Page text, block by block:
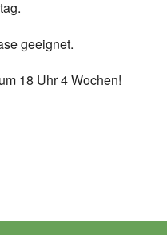
geeignet.
18 Uhr 4 Wochen!